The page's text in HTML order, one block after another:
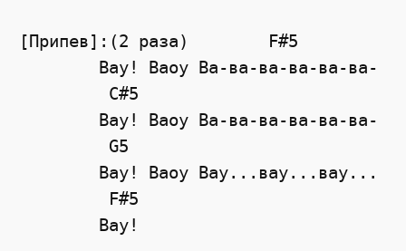
[Припев]:(2 раза)	 F#5